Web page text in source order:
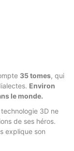
35 tomes, qui
Environ
le monde.
3D ne
de ses héros.
explique son